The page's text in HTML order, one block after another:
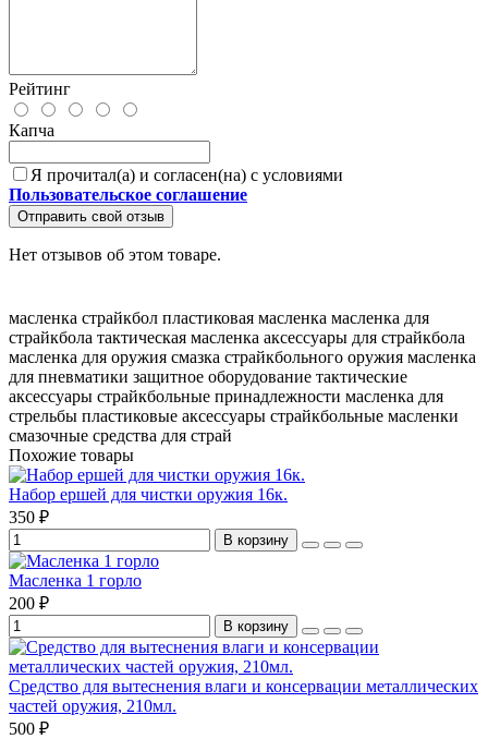
Рейтинг
Капча
Я прочитал(а) и согласен(на) с условиями
Пользовательское соглашение
Отправить свой отзыв
Нет отзывов об этом товаре.
масленка страйкбол пластиковая масленка масленка для
страйкбола тактическая масленка аксессуары для страйкбола
масленка для оружия смазка страйкбольного оружия масленка
для пневматики защитное оборудование тактические
аксессуары страйкбольные принадлежности масленка для
стрельбы пластиковые аксессуары страйкбольные масленки
смазочные средства для страй
Похожие товары
Набор ершей для чистки оружия 16к.
350 ₽
В корзину
Масленка 1 горло
200 ₽
В корзину
Средство для вытеснения влаги и консервации металлических
частей оружия, 210мл.
500 ₽